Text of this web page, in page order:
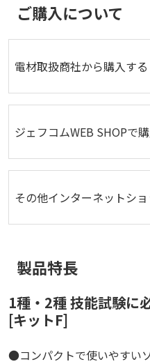
ご購入について
電材取扱商社から購入する
ジェフコムWEB SHOPで
その他インターネットシ
製品特長
1種・2種 技能試験に
[キットF]
●コンパクトで使いやすい